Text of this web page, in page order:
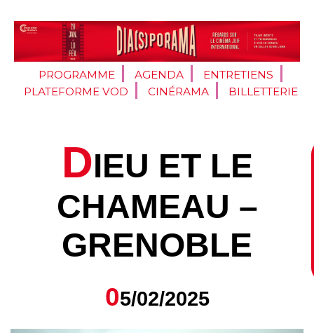
PROGRAMME AGENDA
ENTRETIENS
PLATEFORME VOD
CINÉRAMA BILLETTERIE
DIEU ET LE
CHAMEAU –
GRENOBLE
05/02/2025